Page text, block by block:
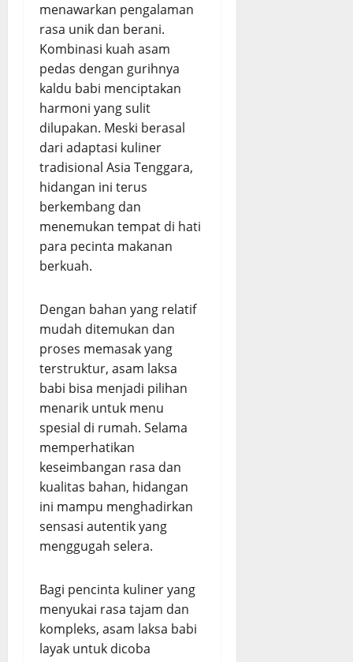
menawarkan pengalaman
rasa unik dan berani.
Kombinasi kuah asam
pedas dengan gurihnya
kaldu babi menciptakan
harmoni yang sulit
dilupakan. Meski berasal
dari adaptasi kuliner
tradisional Asia Tenggara,
hidangan ini terus
berkembang dan
menemukan tempat di hati
para pecinta makanan
berkuah.
Dengan bahan yang relatif
mudah ditemukan dan
proses memasak yang
terstruktur, asam laksa
babi bisa menjadi pilihan
menarik untuk menu
spesial di rumah. Selama
memperhatikan
keseimbangan rasa dan
kualitas bahan, hidangan
ini mampu menghadirkan
sensasi autentik yang
menggugah selera.
Bagi pencinta kuliner yang
menyukai rasa tajam dan
kompleks, asam laksa babi
layak untuk dicoba